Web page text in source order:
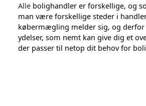
Alle bolighandler er forskellige, og
man være forskellige steder i
købermægling melder sig, og
ydelser, som nemt kan give dig et
der passer til netop dit behov for